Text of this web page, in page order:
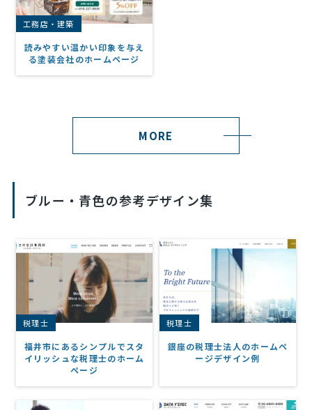
工務店・建築
読みやすい温かい印象を与え
る塗装会社のホームページ
MORE
ブルー・青色の参考デザイン集
税理士
福井市にあるシンプルでスタ
イリッシュな税理士のホーム
ページ
税理士
銀座の税理士法人のホームペ
ージデザイン例